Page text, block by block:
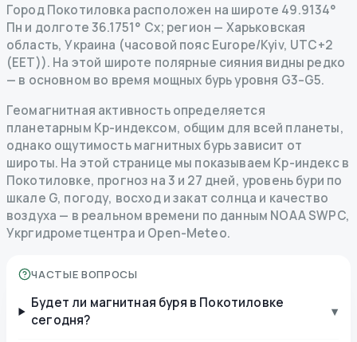
Город Покотиловка расположен на широте 49.9134°
Пн и долготе 36.1751° Сх; регион — Харьковская
область, Украина (часовой пояс Europe/Kyiv, UTC+2
(EET)). На этой широте полярные сияния видны редко
— в основном во время мощных бурь уровня G3–G5.
Геомагнитная активность определяется
планетарным Kp-индексом, общим для всей планеты,
однако ощутимость магнитных бурь зависит от
широты. На этой странице мы показываем Kp-индекс в
Покотиловке, прогноз на 3 и 27 дней, уровень бури по
шкале G, погоду, восход и закат солнца и качество
воздуха — в реальном времени по данным NOAA SWPC,
Укргидрометцентра и Open-Meteo.
ЧАСТЫЕ ВОПРОСЫ
Будет ли магнитная буря в Покотиловке
сегодня?
▾